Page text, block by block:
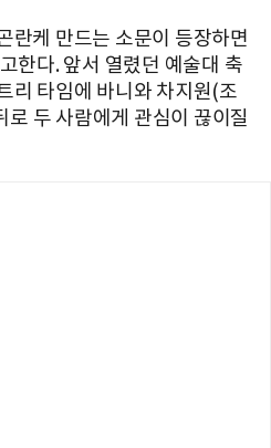
란케 만드는 소문이 등장하면
한다. 앞서 열렸던 예술대 축
리 타임에 바니와 차지원(조
로 두 사람에게 관심이 끊이질